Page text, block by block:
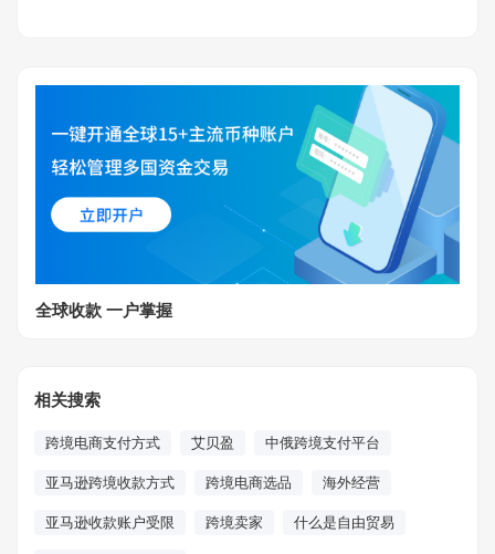
全球收款 一户掌握
相关搜索
跨境电商支付方式 艾贝盈 中俄跨境支付平台
亚马逊跨境收款方式 跨境电商选品 海外经营
亚马逊收款账户受限 跨境卖家 什么是自由贸易